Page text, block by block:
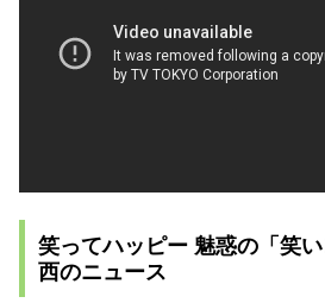
笑ってハッピー 魅惑の「笑
西のニュース